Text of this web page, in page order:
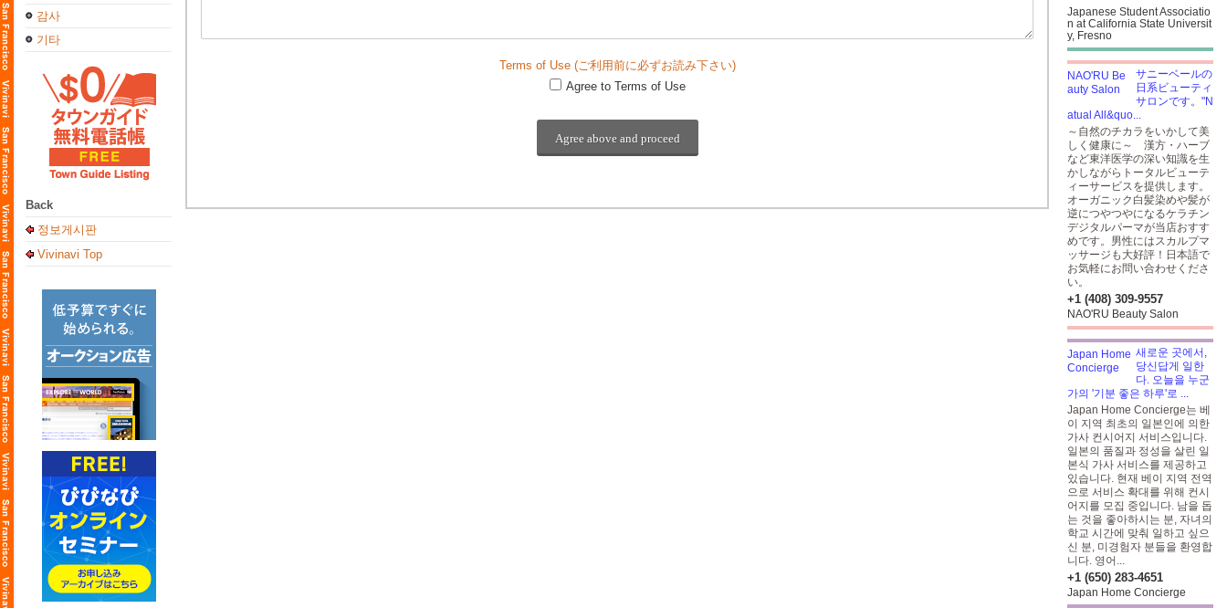
감사
기타
Back
정보게시판
Vivinavi Top
Terms of Use (ご利用前に必ずお読み下さい)
Agree to Terms of Use
Japanese Student Associatio
n at California State Universit
y, Fresno
サニーベールの
日系ビューティ
サロンです。"N
atual All&quo...
～自然のチカラをいかして美
しく健康に～ 漢方・ハーブ
など東洋医学の深い知識を生
かしながらトータルビューテ
ィーサービスを提供します。
オーガニック白髪染めや髪が
逆につやつやになるケラチン
デジタルパーマが当店おすす
めです。男性にはスカルプマ
ッサージも大好評！日本語で
お気軽にお問い合わせくださ
い。
+1 (408) 309-9557
NAO'RU Beauty Salon
새로운 곳에서,
당신답게 일한
다. 오늘을 누군
가의 '기분 좋은 하루'로 ...
Japan Home Concierge는 베
이 지역 최초의 일본인에 의한
가사 컨시어지 서비스입니다.
일본의 품질과 정성을 살린 일
본식 가사 서비스를 제공하고
있습니다. 현재 베이 지역 전역
으로 서비스 확대를 위해 컨시
어지를 모집 중입니다. 남을 돕
는 것을 좋아하시는 분, 자녀의
학교 시간에 맞춰 일하고 싶으
신 분, 미경험자 분들을 환영합
니다. 영어...
+1 (650) 283-4651
Japan Home Concierge